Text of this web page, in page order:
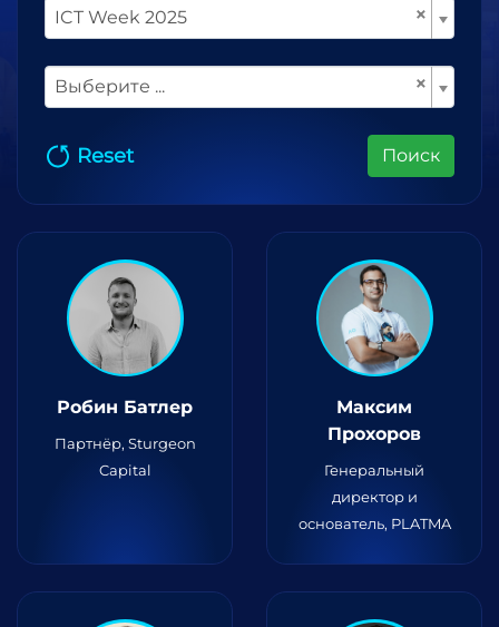
×
ICT Week 2025
×
Выберите ...
Reset Поиск
Робин Батлер
Партнёр, Sturgeon
Capital
Максим
Прохоров
Генеральный
директор и
основатель, PLATMA